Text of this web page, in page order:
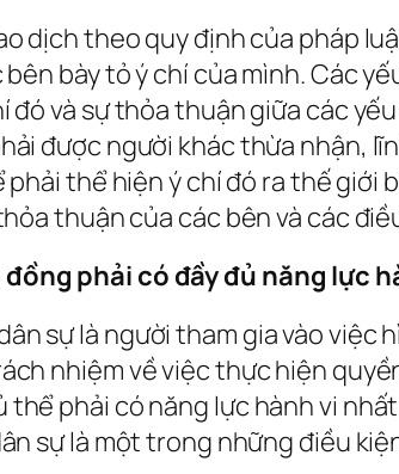
dịch theo quy định của pháp
bày tỏ ý chí của mình. Các
đó và sự thỏa thuận giữa các
được người khác thừa nhận,
thể hiện ý chí đó ra thế
thuận của các bên và các
phải có đầy đủ năng lực
sự là người tham gia vào
nhiệm về việc thực hiện
phải có năng lực hành vi
sự là một trong những điều